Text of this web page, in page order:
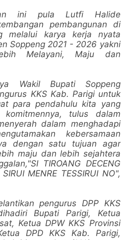
ini pula Lutfi Halide
pembangunan di
melalui karya kerja nyata
Soppeng 2021 - 2026 yakni
Melayani, Maju dan
Wakil Bupati Soppeng
KKS Kab. Parigi untuk
para pendahulu kita yang
tulus dalam
dalam menghadapi
kebersamaan
dengan satu tujuan agar
maju dan lebih sejahtera
TIROANG DECENG
MENRE TESSIRUI NO",
pengurus DPP KKS
Bupati Parigi, Ketua
Ketua DPW KKS Provinsi
DPD KKS Kab. Parigi,